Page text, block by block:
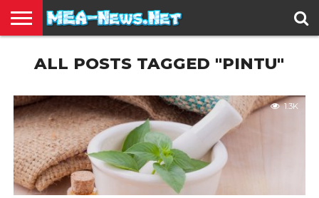
TERBARU
EDUKASI
HIBURAN
INSPIRASI
KESEHATAN
KULINER
OLAH
RAGA
OTOMOTIF
TRAVEL
JUAL
BELI
ALL POSTS TAGGED "PINTU"
1.3K